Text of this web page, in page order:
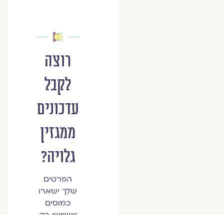
רוצה
לקבל
עדכונים
ממגזין
גלויה?
הפרטים
שלך ישארו
כמוסים